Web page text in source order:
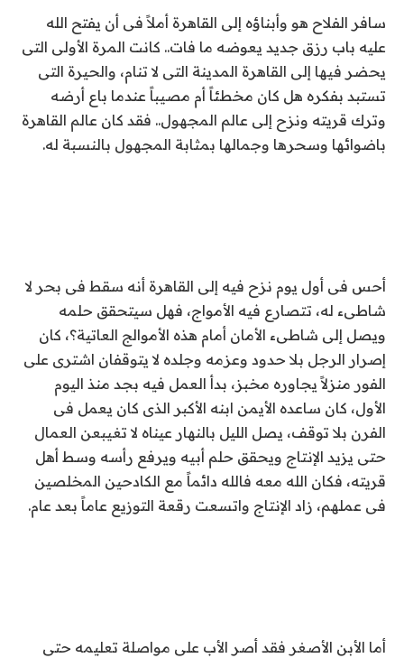
سافر الفلاح هو وأبناؤه إلى القاهرة أملاً فى أن يفتح الله
عليه باب رزق جديد يعوضه ما فات.. كانت المرة الأولى التى
يحضر فيها إلى القاهرة المدينة التى لا تنام، والحيرة التى
تستبد بفكره هل كان مخطئاً أم مصيباً عندما باع أرضه
وترك قريته ونزح إلى عالم المجهول.. فقد كان عالم القاهرة
باضوائها وسحرها وجمالها بمثابة المجهول بالنسبة له.
أحس فى أول يوم نزح فيه إلى القاهرة أنه سقط فى بحر لا
شاطىء له، تتصارع فيه الأمواج، فهل سيتحقق حلمه
ويصل إلى شاطىء الأمان أمام هذه الأموالج العاتية؟، كان
إصرار الرجل بلا حدود وعزمه وجلده لا يتوقفان اشترى على
الفور منزلاً يجاوره مخبز، بدأ العمل فيه بجد منذ اليوم
الأول، كان ساعده الأيمن ابنه الأكبر الذى كان يعمل فى
الفرن بلا توقف، يصل الليل بالنهار عيناه لا تغيبعن العمال
حتى يزيد الإنتاج ويحقق حلم أبيه ويرفع رأسه وسط أهل
قريته، فكان الله معه فالله دائماً مع الكادحين المخلصين
فى عملهم، زاد الإنتاج واتسعت رقعة التوزيع عاماً بعد عام.
أما الأبن الأصغر فقد أصر الأب على مواصلة تعليمه حتى